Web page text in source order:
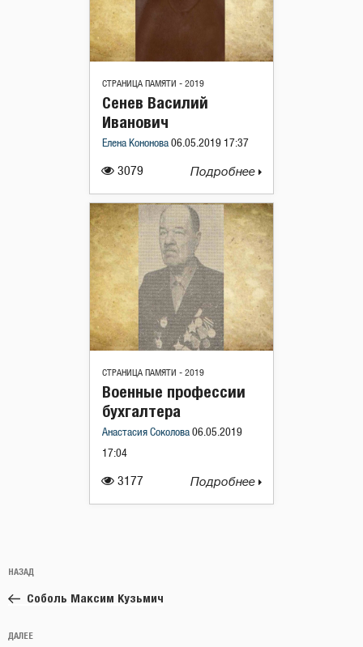
СТРАНИЦА ПАМЯТИ - 2019
3079
Сенев Василий
Иванович
Елена Кононова 06.05.2019 17:37
Подробнее
СТРАНИЦА ПАМЯТИ - 2019
3177
Военные профессии
бухгалтера
Анастасия Соколова 06.05.2019
17:04
Подробнее
по
записям
Предыдущая
запись:
НАЗАД
Соболь Максим Кузьмич
Следующая
ДАЛЕЕ